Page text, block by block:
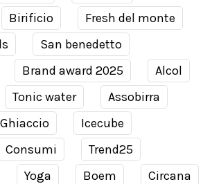
Birificio
Fresh del monte
San benedetto
Brand award 2025
Alcol
Tonic water
Assobirra
Ghiaccio
Icecube
Consumi
Trend25
Yoga Boem
Circana